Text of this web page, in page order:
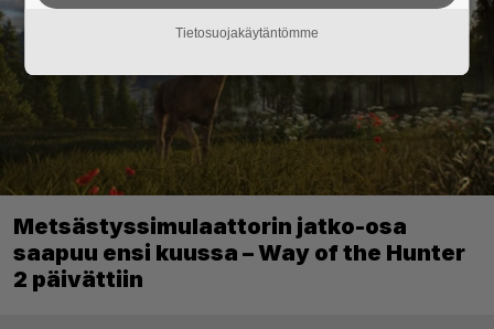
Metsästyssimulaattorin jatko-osa
saapuu ensi kuussa – Way of the Hunter
2 päivättiin
Tietosuojakäytäntömme